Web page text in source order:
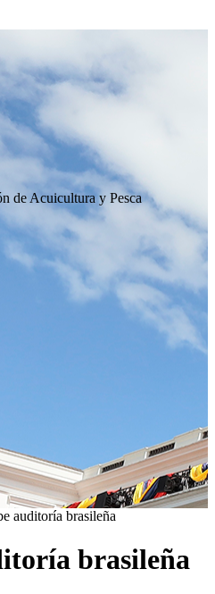
de Acuicultura y Pesca
auditoría brasileña
brasileña